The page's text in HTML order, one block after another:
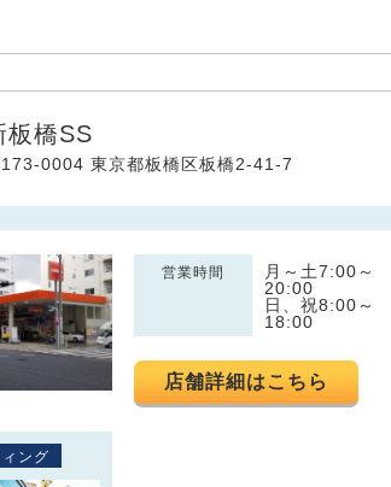
板橋SS
0004 東京都板橋区板橋2-41-7
営業時間
月～土7:00～
20:00
日、祝8:00～
18:00
店舗詳細はこちら
ング